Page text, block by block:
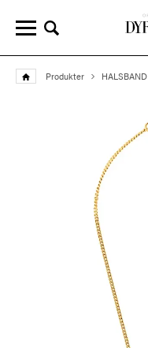
Produkter HALSBAND